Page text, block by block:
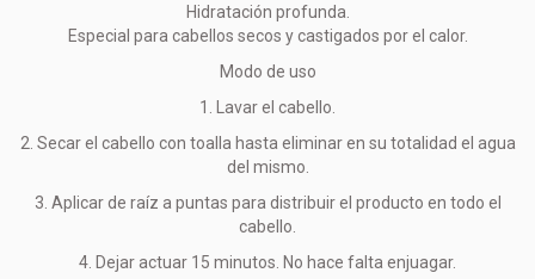
Hidratación profunda.
Especial para cabellos secos y castigados por el calor.
Modo de uso
1. Lavar el cabello.
2. Secar el cabello con toalla hasta eliminar en su totalidad el agua
del mismo.
3. Aplicar de raíz a puntas para distribuir el producto en todo el
cabello.
4. Dejar actuar 15 minutos. No hace falta enjuagar.